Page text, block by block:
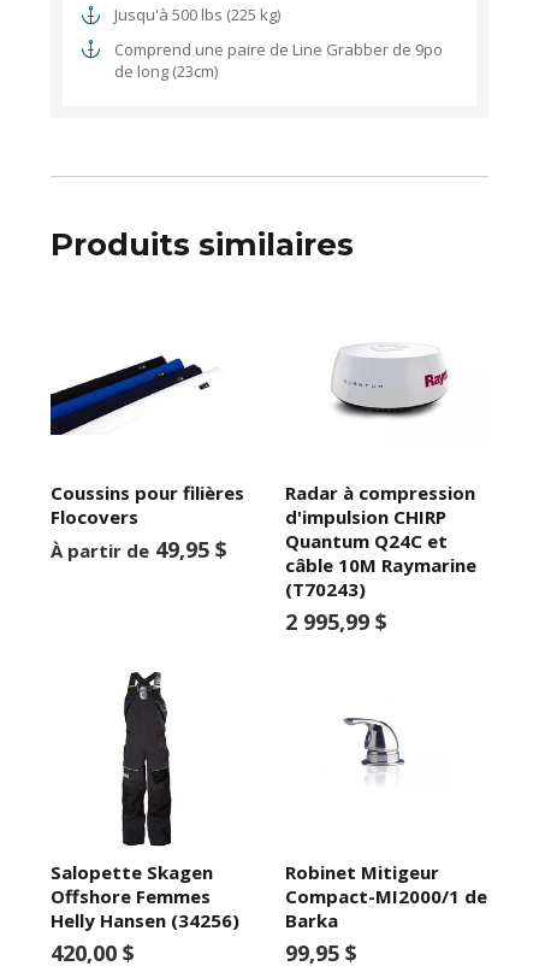
Jusqu'à 500 lbs (225 kg)
Comprend une paire de Line Grabber de 9po
de long (23cm)
Produits similaires
Coussins pour filières
Flocovers
À partir de 49,95 $
Radar à compression
d'impulsion CHIRP
Quantum Q24C et
câble 10M Raymarine
(T70243)
2 995,99 $
Salopette Skagen
Offshore Femmes
Helly Hansen (34256)
420,00 $
Robinet Mitigeur
Compact-MI2000/1 de
Barka
99,95 $